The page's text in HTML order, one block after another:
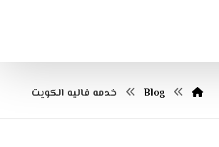
Blog خدمه فاليه الكويت